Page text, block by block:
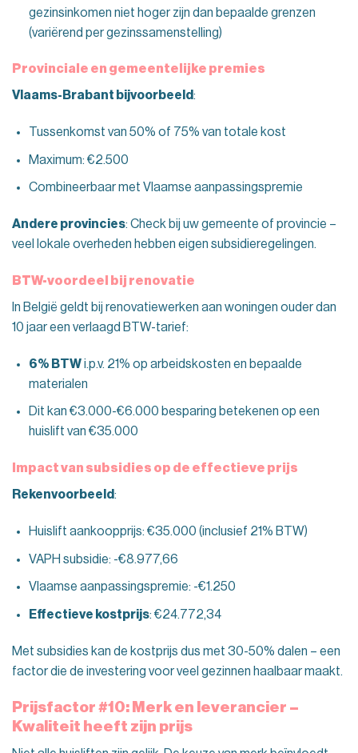
gezinsinkomen niet hoger zijn dan bepaalde grenzen
(variërend per gezinssamenstelling)
Provinciale en gemeentelijke premies
Vlaams-Brabant bijvoorbeeld:
Tussenkomst van 50% of 75% van totale kost
Maximum: €2.500
Combineerbaar met Vlaamse aanpassingspremie
Andere provincies: Check bij uw gemeente of provincie –
veel lokale overheden hebben eigen subsidieregelingen.
BTW-voordeel bij renovatie
In België geldt bij renovatiewerken aan woningen ouder dan
10 jaar een verlaagd BTW-tarief:
6% BTWi.p.v. 21% op arbeidskosten en bepaalde
materialen
Dit kan €3.000-€6.000 besparing betekenen op een
huislift van €35.000
Impact van subsidies op de effectieve prijs
Rekenvoorbeeld:
Huislift aankoopprijs: €35.000 (inclusief 21% BTW)
VAPH subsidie: -€8.977,66
Vlaamse aanpassingspremie: -€1.250
Effectieve kostprijs: €24.772,34
Met subsidies kan de kostprijs dus met 30-50% dalen – een
factor die de investering voor veel gezinnen haalbaar maakt.
Prijsfactor #10: Merk en leverancier –
Kwaliteit heeft zijn prijs